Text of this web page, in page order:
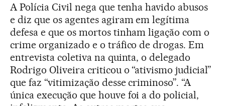
A Polícia Civil nega que tenha havido abusos
e diz que os agentes agiram em legítima
defesa e que os mortos tinham ligação com o
crime organizado e o tráfico de drogas. Em
entrevista coletiva na quinta, o delegado
Rodrigo Oliveira criticou o “ativismo judicial”
que faz “vitimização desse criminoso”. “A
única execução que houve foi a do policial,